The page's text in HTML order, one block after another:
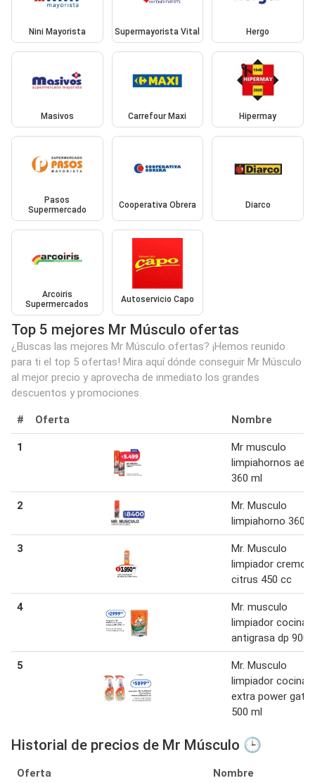
Nini Mayorista Supermayorista Vital Hergo
Masivos Carrefour Maxi Hipermay
Pasos
Supermercado
Cooperativa Obrera Diarco
Arcoiris
Supermercados
Autoservicio Capo
Top 5 mejores Mr Músculo ofertas
¿Buscas las mejores Mr Músculo ofertas? ¡Hemos reunido
para ti el top 5 ofertas! Mira aquí dónde conseguir Mr Músculo
al mejor precio y aprovecha de inmediato los grandes
descuentos y promociones.
# Oferta Nombre
1
Mr musculo
limpiahornos aero
360 ml
2
Mr. Musculo
limpiahorno 360c
3
Mr. Musculo
limpiador
citrus 450 cc
4
Mr. musculo
limpiador cocina
antigrasa dp 900
5
Mr. Musculo
limpiador cocina
extra power
500 ml
Historial de precios de Mr Músculo 🕒
Oferta Nombre